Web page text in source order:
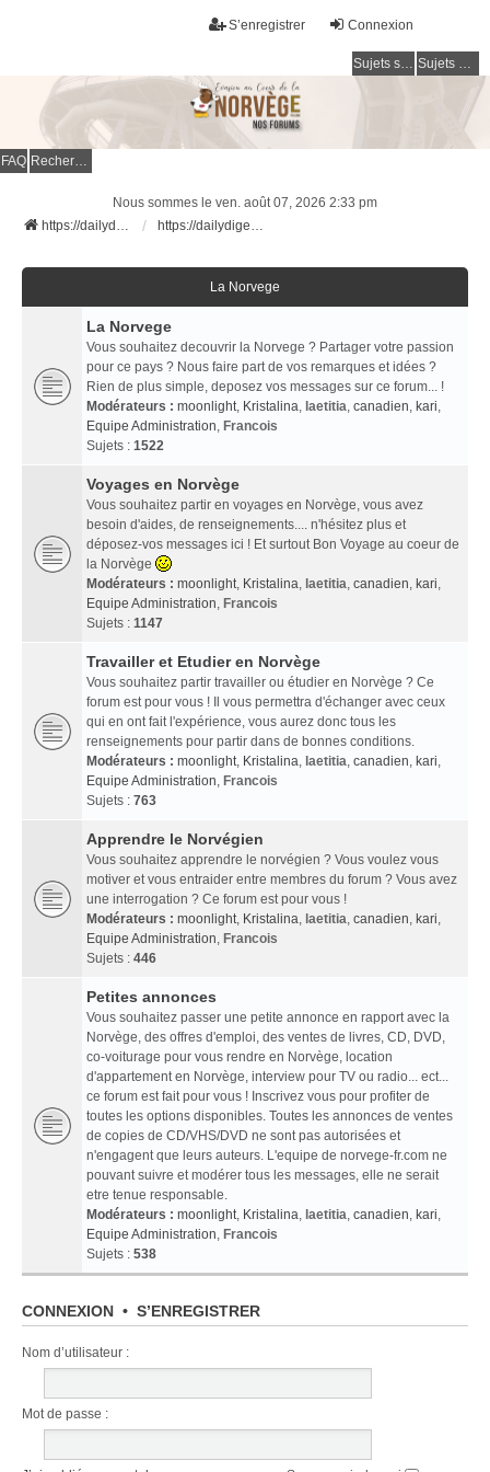
Connexion
S’enregistrer
Sujets sans réponse Sujets actifs
FAQ Rechercher
Nous sommes le ven. août 07, 2026 2:33 pm
https://dailydigesthub.com
https://dailydigesthub.com
La Norvege
La Norvege
Vous souhaitez decouvrir la Norvege ? Partager votre passion
pour ce pays ? Nous faire part de vos remarques et idées ?
Rien de plus simple, deposez vos messages sur ce forum... !
Modérateurs : moonlight, Kristalina, laetitia, canadien, kari,
Equipe Administration, Francois
Sujets : 1522
Voyages en Norvège
Vous souhaitez partir en voyages en Norvège, vous avez
besoin d'aides, de renseignements.... n'hésitez plus et
déposez-vos messages ici ! Et surtout Bon Voyage au coeur de
la Norvège
Modérateurs : moonlight, Kristalina, laetitia, canadien, kari,
Equipe Administration, Francois
Sujets : 1147
Travailler et Etudier en Norvège
Vous souhaitez partir travailler ou étudier en Norvège ? Ce
forum est pour vous ! Il vous permettra d'échanger avec ceux
qui en ont fait l'expérience, vous aurez donc tous les
renseignements pour partir dans de bonnes conditions.
Modérateurs : moonlight, Kristalina, laetitia, canadien, kari,
Equipe Administration, Francois
Sujets : 763
Apprendre le Norvégien
Vous souhaitez apprendre le norvégien ? Vous voulez vous
motiver et vous entraider entre membres du forum ? Vous avez
une interrogation ? Ce forum est pour vous !
Modérateurs : moonlight, Kristalina, laetitia, canadien, kari,
Equipe Administration, Francois
Sujets : 446
Petites annonces
Vous souhaitez passer une petite annonce en rapport avec la
Norvège, des offres d'emploi, des ventes de livres, CD, DVD,
co-voiturage pour vous rendre en Norvège, location
d'appartement en Norvège, interview pour TV ou radio... ect...
ce forum est fait pour vous ! Inscrivez vous pour profiter de
toutes les options disponibles. Toutes les annonces de ventes
de copies de CD/VHS/DVD ne sont pas autorisées et
n'engagent que leurs auteurs. L'equipe de norvege-fr.com ne
pouvant suivre et modérer tous les messages, elle ne serait
etre tenue responsable.
Modérateurs : moonlight, Kristalina, laetitia, canadien, kari,
Equipe Administration, Francois
Sujets : 538
CONNEXION • S’ENREGISTRER
Nom d’utilisateur :
Mot de passe :